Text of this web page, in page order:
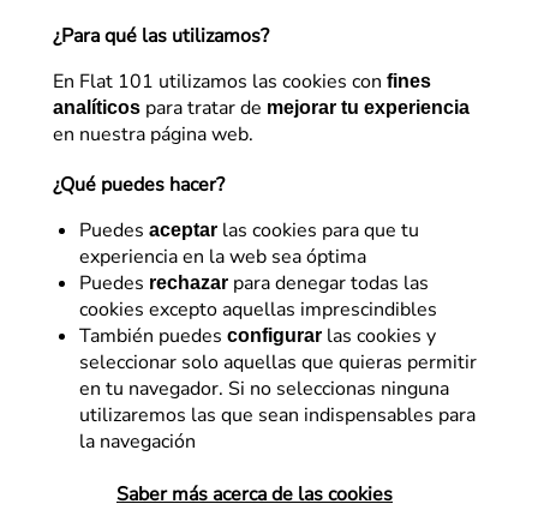
¿Para qué las utilizamos?
En Flat 101 utilizamos las cookies con fines
analíticos para tratar de mejorar tu experiencia
en nuestra página web.
¿Qué puedes hacer?
Puedes aceptar las cookies para que tu
experiencia en la web sea óptima
Puedes rechazar para denegar todas las
cookies excepto aquellas imprescindibles
También puedes configurar las cookies y
seleccionar solo aquellas que quieras permitir
en tu navegador. Si no seleccionas ninguna
utilizaremos las que sean indispensables para
la navegación
Saber más acerca de las cookies
Diseño – UX
¿Cómo aprovechar las
capacidades del eye-
tracking para mejorar las
experiencias digitales?